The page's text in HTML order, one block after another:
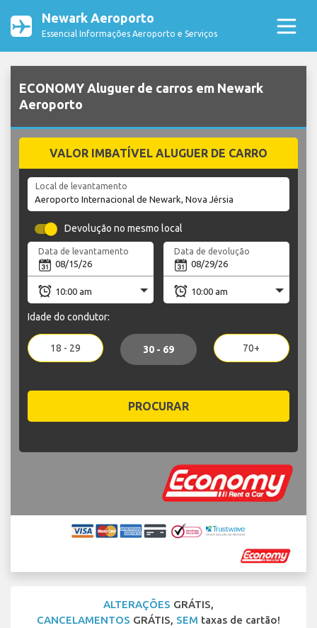
Newark Aeroporto
Essencial Informações Aeroporto e Serviços
ECONOMY Aluguer de carros em Newark
Aeroporto
VALOR IMBATÍVEL ALUGUER DE CARRO
Local de levantamento
Devolução no mesmo local
Data de levantamento Data de devolução
Idade do condutor:
18 - 29 30 - 69 70+
PROCURAR
ALTERAÇÕES GRÁTIS,
CANCELAMENTOS GRÁTIS, SEM taxas de cartão!